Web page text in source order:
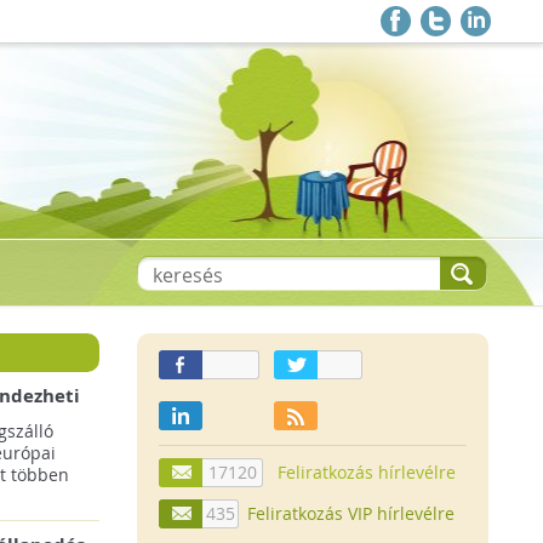
többen
17120
Feliratkozás hírlevélre
435
Feliratkozás VIP hírlevélre